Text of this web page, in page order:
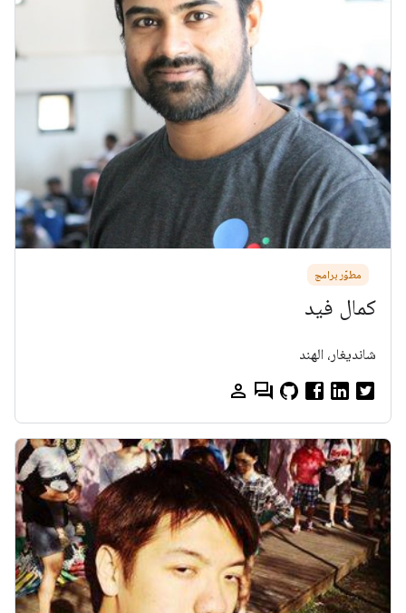
مطوّر برامج
كمال فيد
شانديغار، الهند